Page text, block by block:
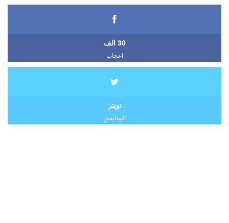
30 الف
اعجاب
تويتر
المتابعين